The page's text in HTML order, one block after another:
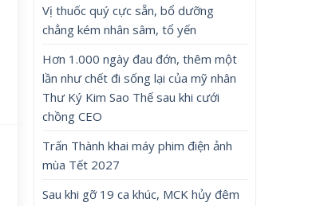
Vị thuốc quý cực sẵn, bổ dưỡng
chẳng kém nhân sâm, tổ yến
Hơn 1.000 ngày đau đớn, thêm một
lần như chết đi sống lại của mỹ nhân
Thư Ký Kim Sao Thế sau khi cưới
chồng CEO
Trấn Thành khai máy phim điện ảnh
mùa Tết 2027
Sau khi gỡ 19 ca khúc, MCK hủy đêm